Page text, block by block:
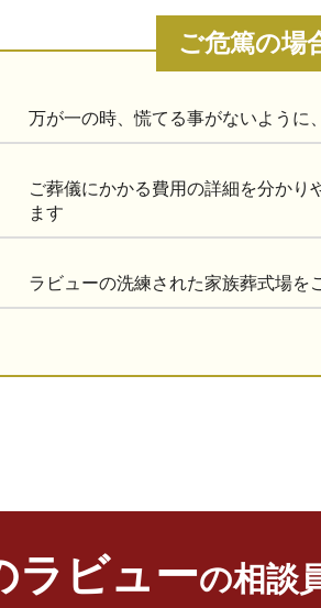
ご危篤の場
万が一の時、慌てる事がないように
ご葬儀にかかる費用の詳細を分かり
ます
ラビューの洗練された家族葬式場を
ラビューの相談